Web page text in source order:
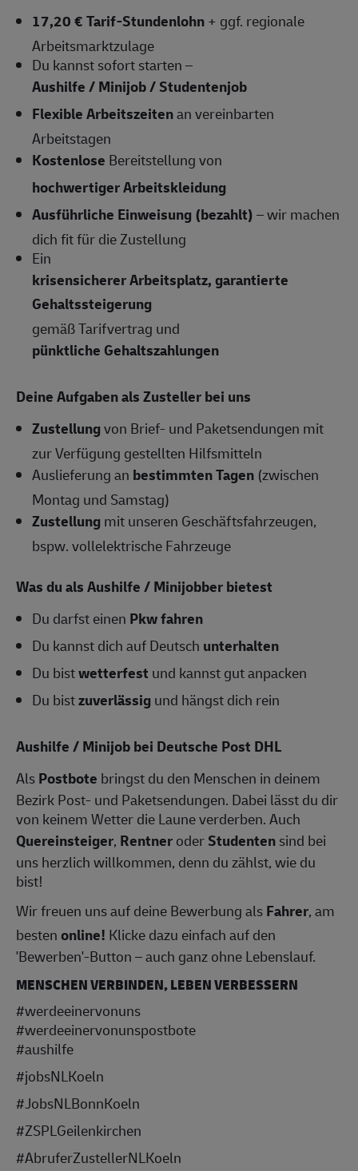
17,20 € Tarif-Stundenlohn+ ggf. regionale
Arbeitsmarktzulage
Du kannst sofort starten –
Aushilfe / Minijob / Studentenjob
Flexible Arbeitszeitenan vereinbarten
Arbeitstagen
Kostenlose Bereitstellung von
hochwertiger Arbeitskleidung
Ausführliche Einweisung (bezahlt)– wir machen
dich fit für die Zustellung
Ein
krisensicherer Arbeitsplatz, garantierte
Gehaltssteigerung
gemäß Tarifvertrag und
pünktliche Gehaltszahlungen
Deine Aufgaben als Zusteller bei uns
Zustellungvon Brief- und Paketsendungen mit
zur Verfügung gestellten Hilfsmitteln
Auslieferung an bestimmten Tagen (zwischen
Montag und Samstag)
Zustellungmit unseren Geschäftsfahrzeugen,
bspw. vollelektrische Fahrzeuge
Was du als Aushilfe / Minijobber bietest
Du darfst einen Pkw fahren
Du kannst dich auf Deutsch unterhalten
Du bistwetterfest und kannst gut anpacken
Du bistzuverlässigund hängst dich rein
Aushilfe / Minijob bei Deutsche Post DHL
AlsPostbote bringst du den Menschen in deinem
Bezirk Post- und Paketsendungen. Dabei lässt du dir
von keinem Wetter die Laune verderben. Auch
Quereinsteiger, RentneroderStudentensind bei
uns herzlich willkommen, denn du zählst, wie du
bist!
Wir freuen uns auf deine Bewerbung alsFahrer, am
bestenonline! Klicke dazu einfach auf den
'Bewerben'-Button – auch ganz ohne Lebenslauf.
MENSCHEN VERBINDEN, LEBEN VERBESSERN
#werdeeinervonuns
#werdeeinervonunspostbote
#aushilfe
#jobsNLKoeln
#JobsNLBonnKoeln
#ZSPLGeilenkirchen
#AbruferZustellerNLKoeln